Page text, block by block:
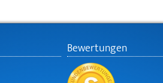
Bewertungen